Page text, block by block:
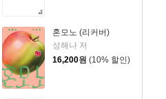
혼모노 (리커버)
성해나 저
16,200원 (10% 할인)